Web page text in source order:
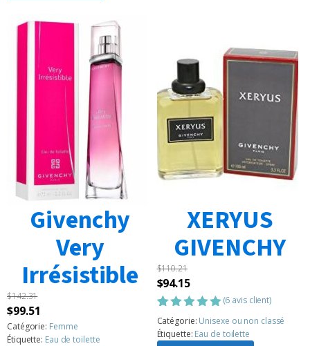
Givenchy
Very
Irrésistible
$142.31
Le
prix
$99.51
prix
Catégorie: Femme
Étiquette: Eau de toilette
XERYUS
GIVENCHY
$110.21
Le
prix
initial
était :
$94.15Le
prix
actuel
est :
Noté5.00
sur 5
basé sur
6
(6 avis client)
Catégorie: Unisexe ou non classé
Étiquette: Eau de toilette